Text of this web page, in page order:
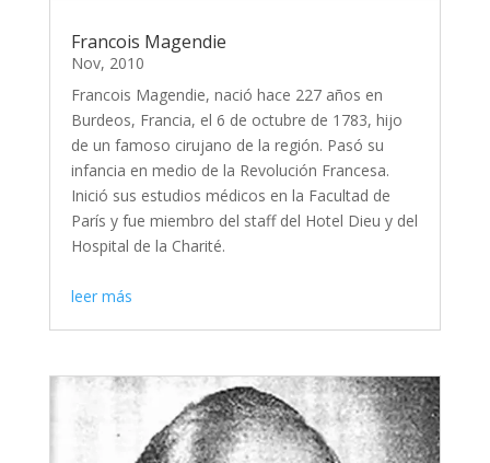
Francois Magendie
Nov, 2010
Francois Magendie, nació hace 227 años en
Burdeos, Francia, el 6 de octubre de 1783, hijo
de un famoso cirujano de la región. Pasó su
infancia en medio de la Revolución Francesa.
Inició sus estudios médicos en la Facultad de
París y fue miembro del staff del Hotel Dieu y del
Hospital de la Charité.
leer más